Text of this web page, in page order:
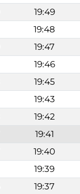
19:49
19:48
19:47
19:46
19:45
19:43
19:42
19:41
19:40
19:39
19:37